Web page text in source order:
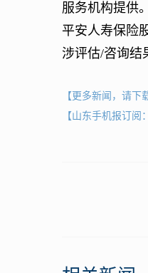
服务机构提供
平安人寿保险
涉评估/咨询结
【更多新闻，请下
【山东手机报订阅